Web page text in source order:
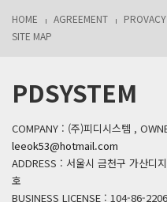
HOME AGREEMENT
SITE MAP
PDSYSTEM
COMPANY : (주)피디시스템 ,
leeok53@hotmail.com
ADDRESS : 서울시 금천구 가산디
호
BUSINESS LICENSE : 104-86-